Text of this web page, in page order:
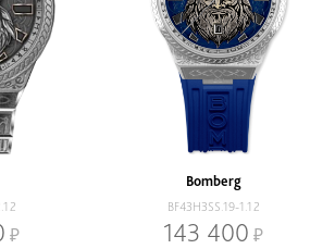
Bomberg
BF43H3SS.19-1.12
143 400